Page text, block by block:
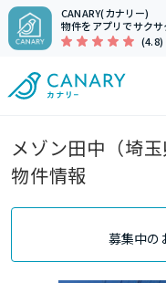
CANARY(カナリー)
物件をアプリでサクサ
(4.8)
メゾン田中（埼
物件情報
募集中の